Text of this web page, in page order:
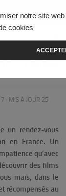
notre site web
cookies
Il, l’oublié
· MIS À JOUR 25
un rendez-vous
en France. Un
qu’avec
des films
mais, dans le
récompensés au